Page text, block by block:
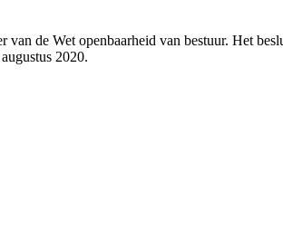
de Wet openbaarheid van bestuur. Het
2020.